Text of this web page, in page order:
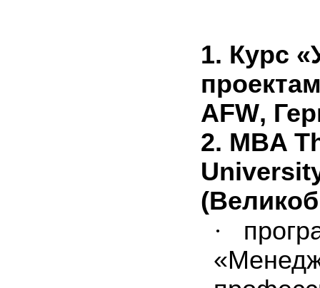
1. Курс
AFW,
2. MBA
(
·